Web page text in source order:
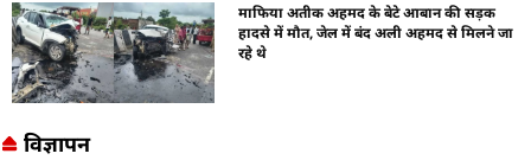
माफिया अतीक अहमद के बेटे आबान की सड़क
हादसे में मौत, जेल में बंद अली अहमद से मिलने जा
रहे थे
विज्ञापन